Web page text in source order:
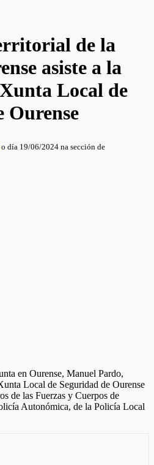
de la
asiste a la
Local de
Ourense
o día 19/06/2024 na sección de
en Ourense, Manuel Pardo,
Local de Seguridad de Ourense
de las Fuerzas y Cuerpos de
Autonómica, de la Policía Local